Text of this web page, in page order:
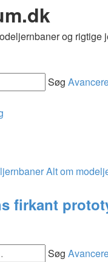
og rigtige
Søg
Alt om
firkant
Søg